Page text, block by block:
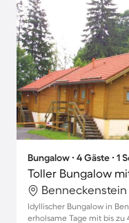
Bungalow ∙ 4 Gäste ∙ 1
Idyllischer Bungalow in
erholsame Tage mit bis zu